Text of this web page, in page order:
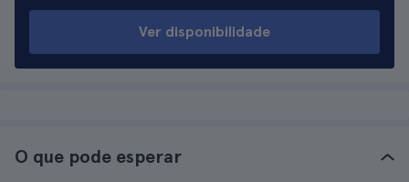
Ver disponibilidade
O que pode esperar